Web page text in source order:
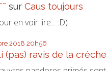
sur Caus toujours
en voir lire... :D)
2018 20h56
(pas) ravis de la crèche